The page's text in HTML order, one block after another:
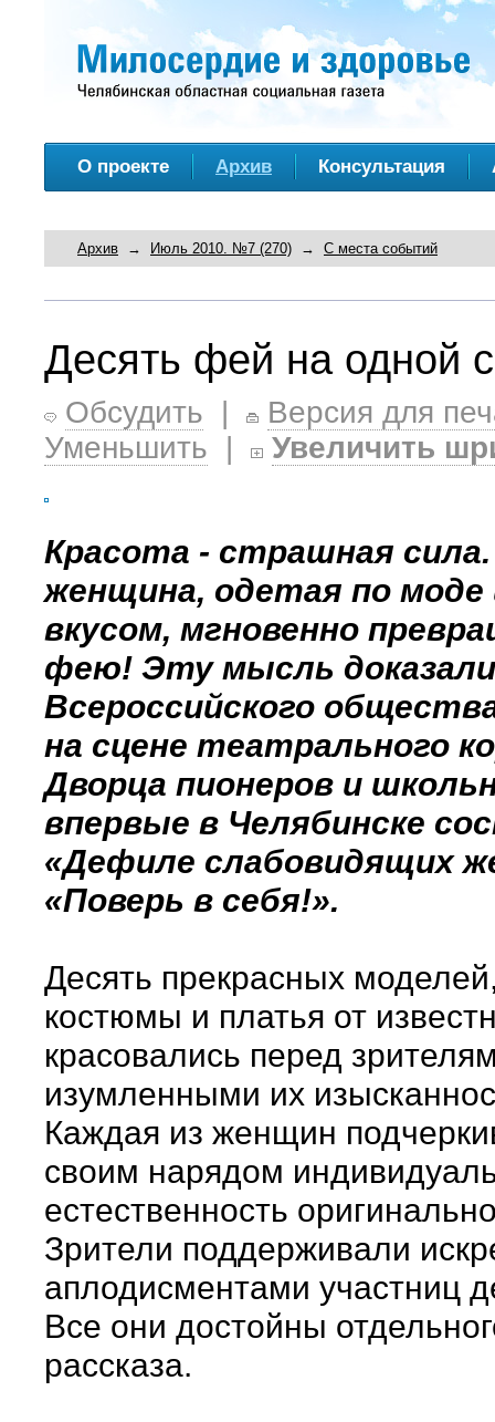
О проекте Архив Консультация
Архив → Июль 2010. №7 (270) → С места событий
Десять фей на одной
Обсудить |
Версия для
Уменьшить | Увеличить
Красота - страшная
женщина, одетая по моде
вкусом, мгновенно
фею! Эту мысль
Всероссийского
на сцене театрального
Дворца пионеров и
впервые в Челябинске
«Дефиле слабовидящих
«Поверь в себя!».
Десять прекрасных
костюмы и платья от
красовались перед
изумленными их
Каждая из женщин
своим нарядом
естественность
Зрители поддерживали
аплодисментами участниц
Все они достойны
рассказа.